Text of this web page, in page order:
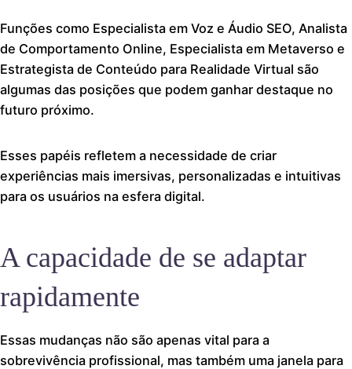
Funções como Especialista em Voz e Áudio SEO, Analista
de Comportamento Online, Especialista em Metaverso e
Estrategista de Conteúdo para Realidade Virtual são
algumas das posições que podem ganhar destaque no
futuro próximo.
Esses papéis refletem a necessidade de criar
experiências mais imersivas, personalizadas e intuitivas
para os usuários na esfera digital.
A capacidade de se adaptar
rapidamente
Essas mudanças não são apenas vital para a
sobrevivência profissional, mas também uma janela para